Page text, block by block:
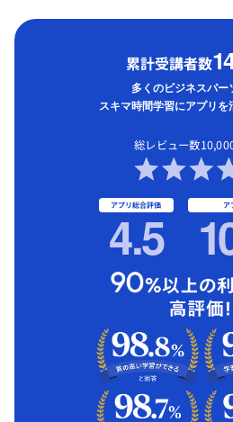
累計受講者数1
多くのビジネスパー
スキマ時間学習にアプリを
総レビュー数
アプリ総合評価
4.5 ア
1